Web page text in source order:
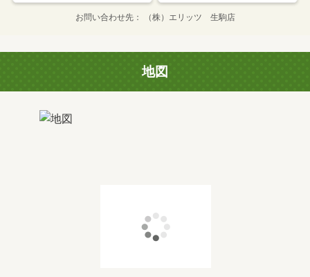
お問い合わせ先 （株）エリッツ 生駒店
地図